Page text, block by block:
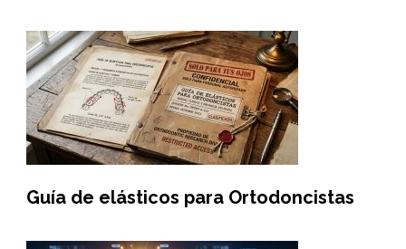
Guía de elásticos para Ortodoncistas